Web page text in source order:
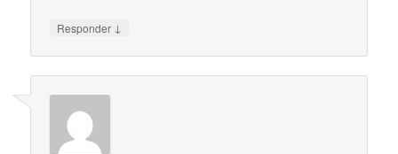
Responder ↓